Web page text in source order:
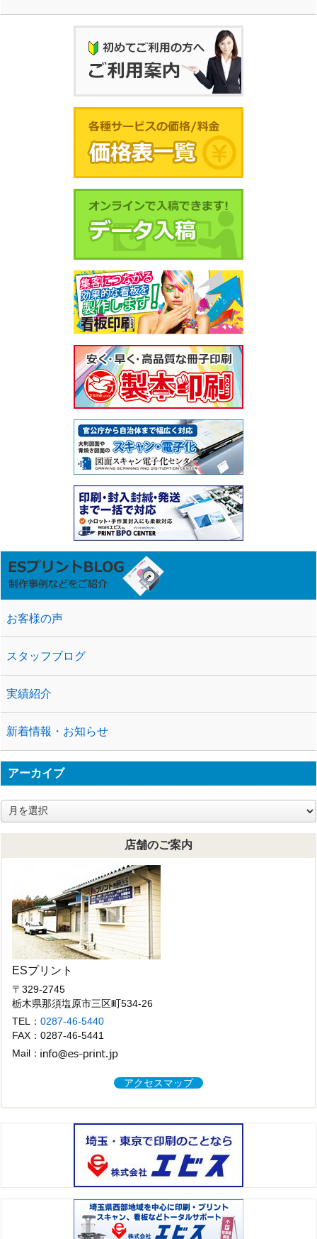
お客様の声
スタッフブログ
実績紹介
新着情報・お知らせ
アーカイブ
ア
ー
カ
店舗のご案内
ESプリント
〒329-2745
栃木県那須塩原市三区町534-26
TEL：0287-46-5440
FAX：0287-46-5441
Mail：
アクセスマップ